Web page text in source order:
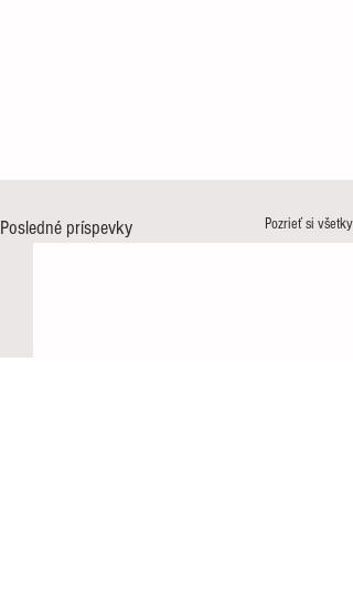
Posledné príspevky Pozrieť si všetky